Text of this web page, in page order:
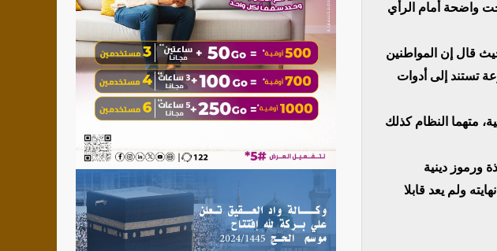
واضحة أمام الرأي
قال إن المواطنين
تستند إلى أدوات
متهما النظام كذلك
ورموز دينية
ولم يعد قابلا